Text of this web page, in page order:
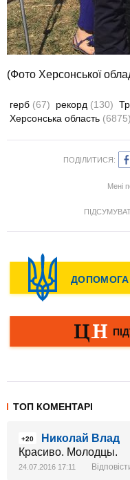
(Фото Херсонської
герб (67) рекорд (130)
Херсонська область (6875)
ПОДІЛИТИСЯ:
Мені
ТОП КОМЕНТАРІ
+20
Николай Влад
Красиво. Молодцы.
24.07.2016 17:11